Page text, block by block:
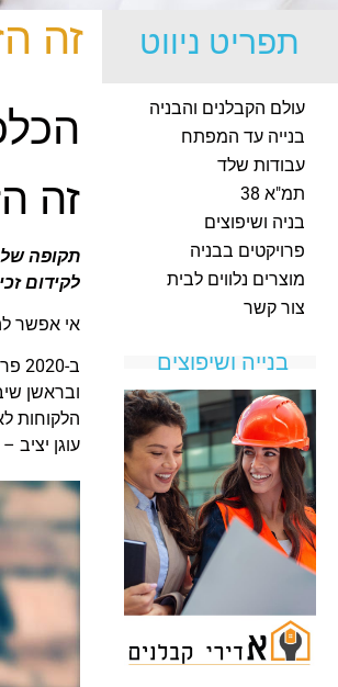
תפריט ניווט זה
עולם הקבלנים והבניה
בנייה עד המפתח
עבודות שלד
תמ"א 38
בניה ושיפוצים
פרויקטים בבניה
מוצרים נלווים לבית
צור קשר
בנייה ושיפוצים
זה
תקופה של
לקידום
אי אפשר
ב-
ובראשן
הלקוחות
עוגן יציב